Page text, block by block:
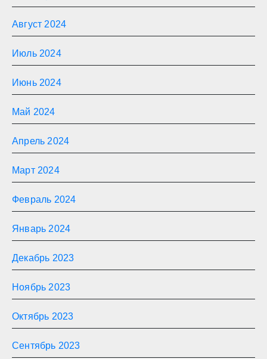
Август 2024
Июль 2024
Июнь 2024
Май 2024
Апрель 2024
Март 2024
Февраль 2024
Январь 2024
Декабрь 2023
Ноябрь 2023
Октябрь 2023
Сентябрь 2023